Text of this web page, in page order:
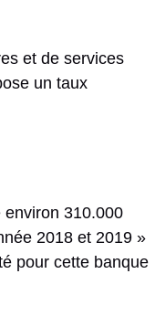
et de services
un taux
310.000
2018 et 2019 »
pour cette banque